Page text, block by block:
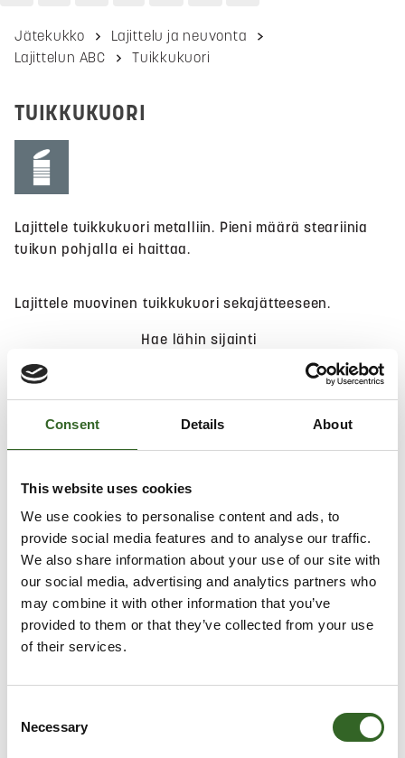
Consent Details About
This website uses cookies
We use cookies to personalise content and ads, to
provide social media features and to analyse our traffic.
We also share information about your use of our site with
our social media, advertising and analytics partners who
may combine it with other information that you’ve
provided to them or that they’ve collected from your use
of their services.
Selection
Necessary
Jätekukko
Lajittelu ja neuvonta
Lajittelun ABC
Tuikkukuori
TUIKKUKUORI
Lajittele tuikkukuori metalliin. Pieni määrä steariinia
tuikun pohjalla ei haittaa.
Lajittele muovinen tuikkukuori sekajätteeseen.
Hae lähin sijainti
Sallievästeetnähdäksesi kartan.